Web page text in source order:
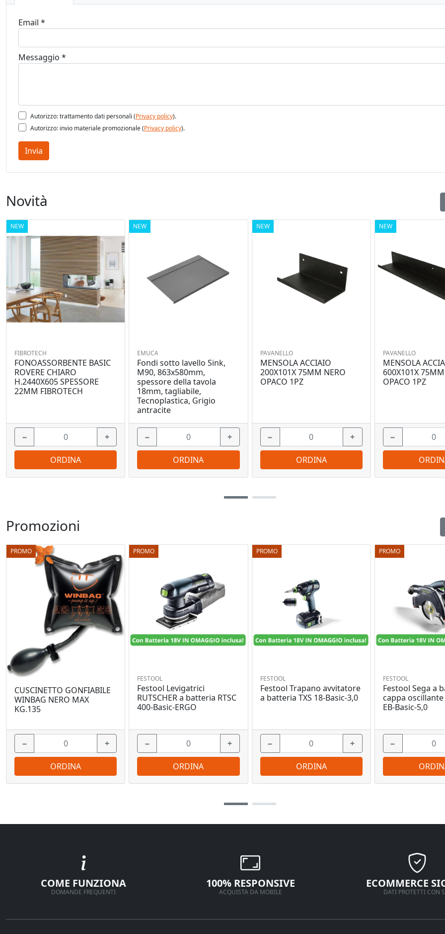
Email *
Messaggio *
Autorizzo: trattamento dati personali (Privacy policy).
Autorizzo: invio materiale promozionale (Privacy policy).
Invia
Promozioni
PROMO
CUSCINETTO GONFIABILE
WINBAG NERO MAX
KG.135
− +
ORDINA
PROMO
FESTOOL
Festool Levigatrici
RUTSCHER a batteria RTSC
400-Basic-ERGO
− +
ORDINA
PROMO
FESTOOL
Festool Trapano avvitatore
a batteria TXS 18-Basic-3,0
− +
ORDINA
PROMO
FESTOOL
Festool Sega a
cappa oscillante
EB-Basic-5,0
−
Novità
NEW
FIBROTECH
FONOASSORBENTE BASIC
ROVERE CHIARO
H.2440X605 SPESSORE
22MM FIBROTECH
− +
ORDINA
NEW
EMUCA
Fondi sotto lavello Sink,
M90, 863x580mm,
spessore della tavola
18mm, tagliabile,
Tecnoplastica, Grigio
antracite
− +
ORDINA
NEW
PAVANELLO
MENSOLA ACCIAIO
200X101X 75MM NERO
OPACO 1PZ
− +
ORDINA
NEW
PAVANELLO
MENSOLA
600X101X
OPACO 1PZ
−
COME FUNZIONA
DOMANDE FREQUENTI
100% RESPONSIVE
ACQUISTA DA MOBILE
ECOMMERCE
DATI PROTETTI CON